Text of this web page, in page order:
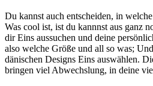
Du kannst auch entscheiden, in
Was cool ist, ist du kannnst aus ganz
dir Eins aussuchen und deine
also welche Größe und all so was;
dänischen Designs Eins auswählen.
bringen viel Abwechslung, in deine